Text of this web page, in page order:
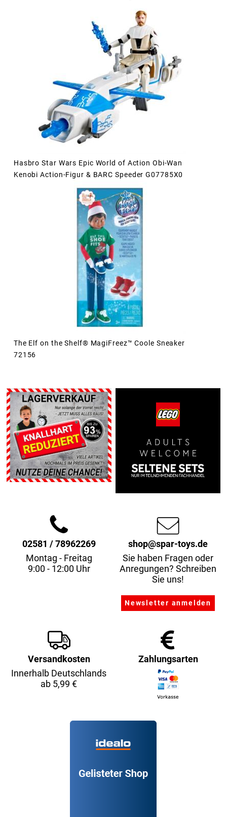
Hasbro Star Wars Epic World of Action Obi-Wan
Kenobi Action-Figur & BARC Speeder G07785X0
The Elf on the Shelf® MagiFreez™ Coole Sneaker
72156
02581 / 78962269
Montag - Freitag
9:00 - 12:00 Uhr
shop@spar-toys.de
Sie haben Fragen oder
Anregungen? Schreiben
Sie uns!
Versandkosten
Innerhalb Deutschlands
ab 5,99 €
Zahlungsarten